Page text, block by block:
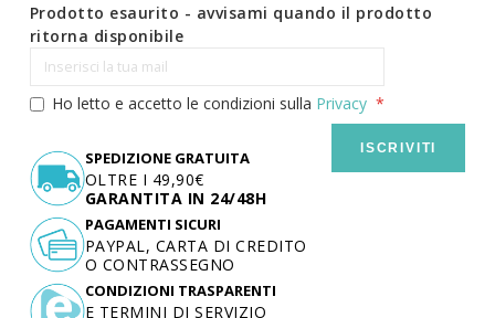
Prodotto esaurito - avvisami quando il prodotto
ritorna disponibile
Ho letto e accetto le condizioni sulla Privacy
ISCRIVITI
SPEDIZIONE GRATUITA
OLTRE I 49,90€
GARANTITA IN 24/48H
PAGAMENTI SICURI
PAYPAL, CARTA DI CREDITO
O CONTRASSEGNO
CONDIZIONI TRASPARENTI
E TERMINI DI SERVIZIO